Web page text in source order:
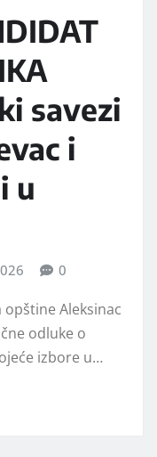
savezi
i
u
0
Aleksinac
odluke o
izbore u…